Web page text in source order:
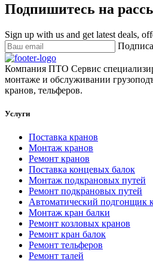
Подпишитесь на
Sign up with us and get latest deals,
Компания ПТО Сервис
монтаже и обслуживании
кранов, тельферов.
Услуги
Поставка кранов
Монтаж кранов
Ремонт кранов
Поставка концевых балок
Монтаж подкрановых путей
Ремонт подкрановых путей
Автоматический подгонщик
Монтаж кран балки
Ремонт козловых кранов
Ремонт кран балок
Ремонт тельферов
Ремонт талей